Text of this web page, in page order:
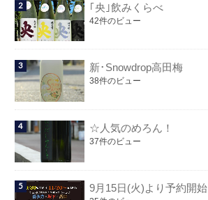
｢央｣飲みくらべ
42件のビュー
新･Snowdrop高田梅
38件のビュー
☆人気のめろん！
37件のビュー
9月15日(火)より予約開始